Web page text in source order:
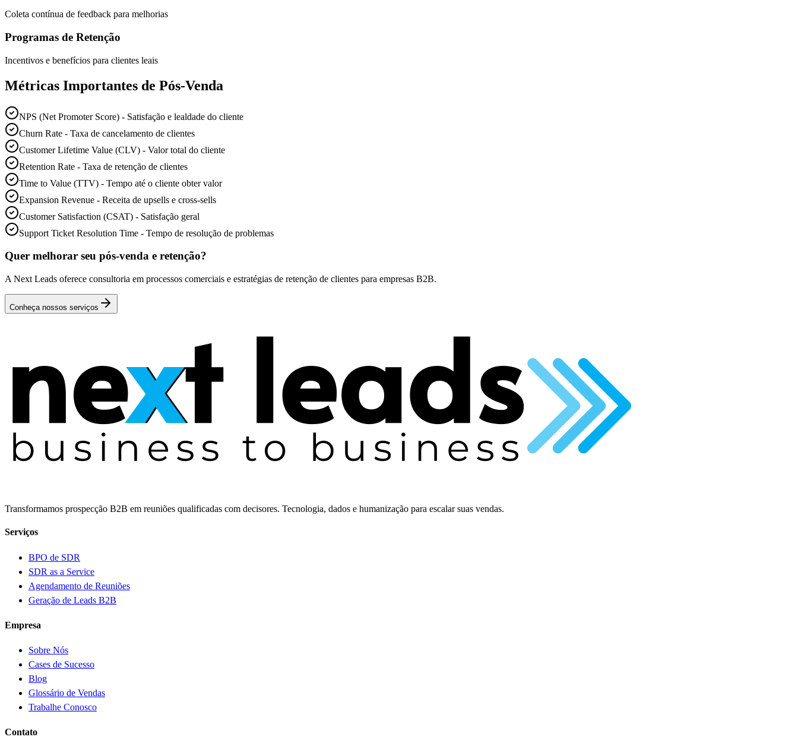
Coleta contínua de feedback para melhorias
Programas de Retenção
Incentivos e benefícios para clientes leais
Métricas Importantes de Pós-Venda
NPS (Net Promoter Score) - Satisfação e lealdade do cliente
Churn Rate - Taxa de cancelamento de clientes
Customer Lifetime Value (CLV) - Valor total do cliente
Retention Rate - Taxa de retenção de clientes
Time to Value (TTV) - Tempo até o cliente obter valor
Expansion Revenue - Receita de upsells e cross-sells
Customer Satisfaction (CSAT) - Satisfação geral
Support Ticket Resolution Time - Tempo de resolução de problemas
Quer melhorar seu pós-venda e retenção?
A Next Leads oferece consultoria em processos comerciais e estratégias de retenção de clientes para empresas B2B.
Conheça nossos serviços
Transformamos prospecção B2B em reuniões qualificadas com decisores. Tecnologia, dados e humanização para escalar suas vendas.
Serviços
BPO de SDR
SDR as a Service
Agendamento de Reuniões
Geração de Leads B2B
Empresa
Sobre Nós
Cases de Sucesso
Blog
Glossário de Vendas
Trabalhe Conosco
Contato